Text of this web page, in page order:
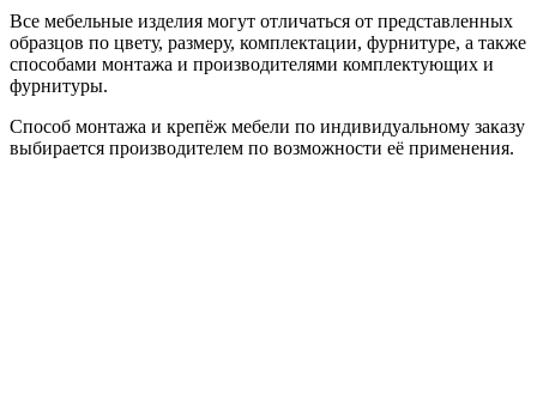
Все мебельные изделия могут отличаться от представленных
образцов по цвету, размеру, комплектации, фурнитуре, а также
способами монтажа и производителями комплектующих и
фурнитуры.
Способ монтажа и крепёж мебели по индивидуальному заказу
выбирается производителем по возможности её применения.